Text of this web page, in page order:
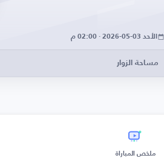
الأحد 03-05-2026 · 02:00 م
مساحة الزوار
ملخص المباراة